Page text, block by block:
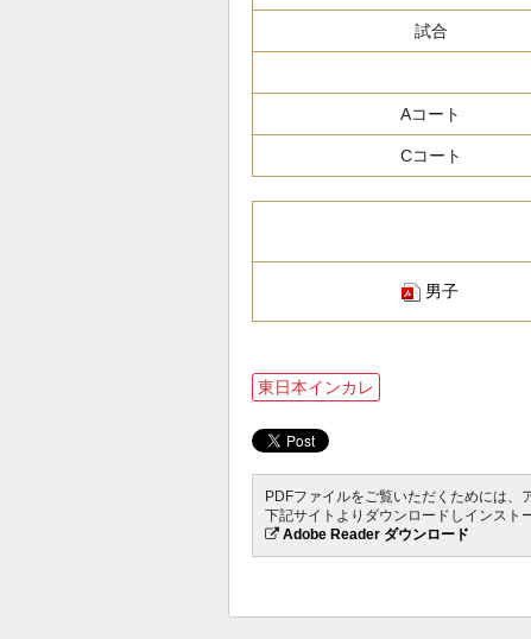
試合
Aコート
Cコート
男子
東日本インカレ
PDFファイルをご覧いただくためには、
下記サイトよりダウンロードしインスト
Adobe Reader ダウンロード